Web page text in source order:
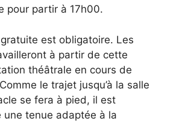
pour partir à 17h00.
est obligatoire. Les
à partir de cette
théâtrale en cours de
le trajet jusqu’à la salle
se fera à pied, il est
une tenue adaptée à la